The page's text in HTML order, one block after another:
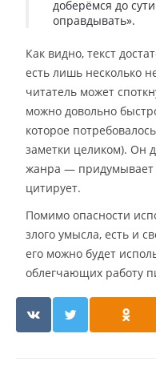
доберёмся до
оправдывать».
Как видно, текст
есть лишь несколько
читатель может
можно довольно
которое
заметки целиком). Он
жанра —
цитирует.
Помимо опасности
злого умысла, есть и
его можно будет
облегчающих работу